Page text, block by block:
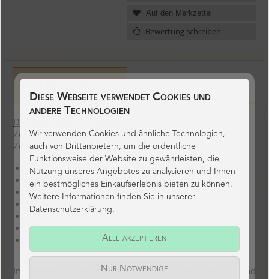
Bewertung schreiben
Das Paket enthält 2 Spiele:
Zehnersprung Plus
Zehnersprung Minus
Plus- und Minusaufgaben im ZR 20
Zehnerübergang
Rechnen im Teilschrittverfahren
Mathematikunterricht, Inklusion, Dyskalkulie
mit Selbstkontrolle
110 Karten
In diesen Spielen lösen die Kinder Plus- und
Diese Webseite verwendet Cookies und
andere Technologien
Wir verwenden Cookies und ähnliche Technologien,
auch von Drittanbietern, um die ordentliche
Funktionsweise der Website zu gewährleisten, die
Nutzung unseres Angebotes zu analysieren und Ihnen
ein bestmögliches Einkaufserlebnis bieten zu können.
Weitere Informationen finden Sie in unserer
Datenschutzerklärung.
Alle akzeptieren
Nur Notwendige